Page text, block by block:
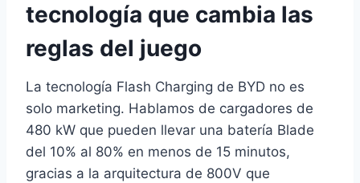
tecnología que cambia las
reglas del juego
La tecnología Flash Charging de BYD no es
solo marketing. Hablamos de cargadores de
480 kW que pueden llevar una batería Blade
del 10% al 80% en menos de 15 minutos,
gracias a la arquitectura de 800V que